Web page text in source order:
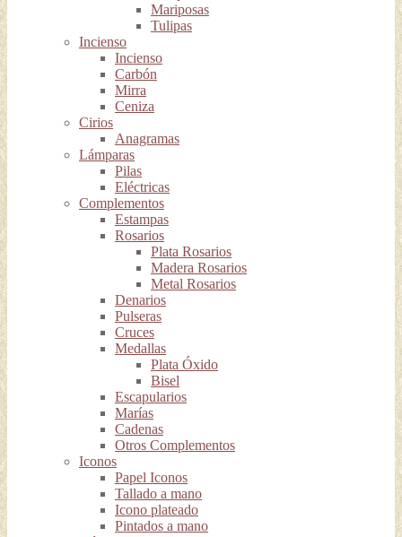
Mariposas
Tulipas
Incienso
Incienso
Carbón
Mirra
Ceniza
Cirios
Anagramas
Lámparas
Pilas
Eléctricas
Complementos
Estampas
Rosarios
Plata Rosarios
Madera Rosarios
Metal Rosarios
Denarios
Pulseras
Cruces
Medallas
Plata Óxido
Bisel
Escapularios
Marías
Cadenas
Otros Complementos
Iconos
Papel Iconos
Tallado a mano
Icono plateado
Pintados a mano